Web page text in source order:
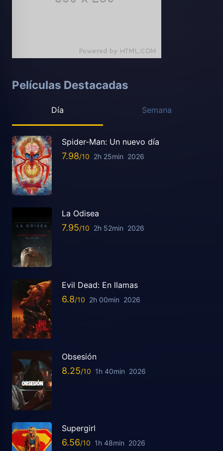
Películas Destacadas
Día Semana
Spider-Man: Un nuevo día
7.98 2h 25min 2026
La Odisea
7.95 2h 52min 2026
Evil Dead: En llamas
6.8 2h 00min 2026
Obsesión
8.25 1h 40min 2026
Supergirl
6.56 1h 48min 2026